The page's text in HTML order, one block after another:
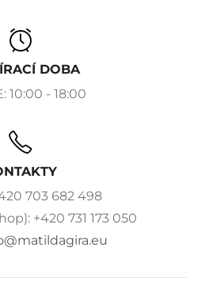
DOBA
10:00 - 18:00
703 682 498
+420 731 173 050